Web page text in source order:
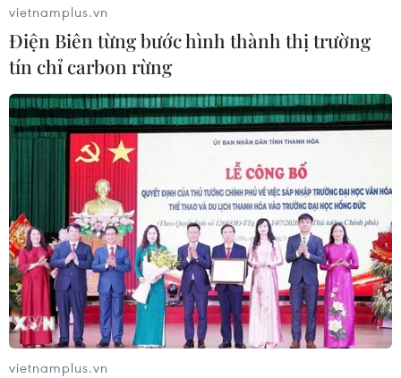
vietnamplus.vn
Điện Biên từng bước hình thành thị trường
tín chỉ carbon rừng
vietnamplus.vn